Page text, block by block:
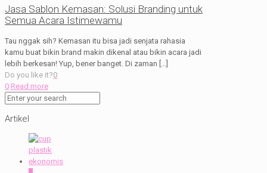
Jasa Sablon Kemasan: Solusi Branding untuk
Semua Acara Istimewamu
Tau nggak sih? Kemasan itu bisa jadi senjata rahasia
kamu buat bikin brand makin dikenal atau bikin acara jadi
lebih berkesan! Yup, bener banget. Di zaman […]
Do you like it?0
0 Read more
Artikel